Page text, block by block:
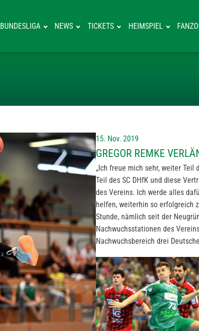
BUNDESLIGA NEWS TICKETS HEIMSPIEL
15. Nov. 2019
GREGOR REMKE
„Ich freue mich sehr, weiter
Teil des SC DHfK und diese
des Vereins. Ich werde alles
helfen, weiterhin so erfolgreich
Stunde, nämlich seit der
Nachwuchsstationen des
Nachwuchsbereich drei